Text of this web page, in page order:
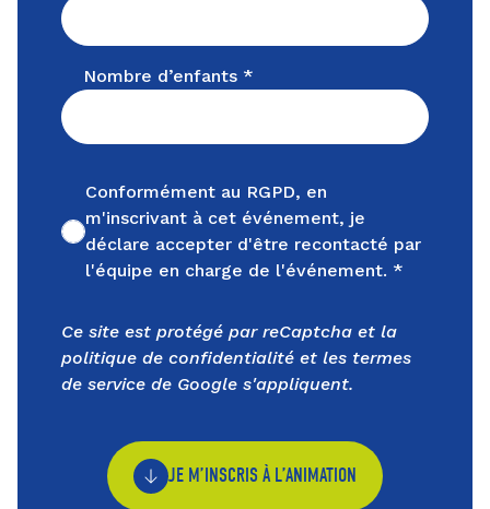
Nombre d’enfants *
Non cochée
Conformément au RGPD, en
m'inscrivant à cet événement, je
déclare accepter d'être recontacté par
l'équipe en charge de l'événement. *
Ce site est protégé par reCaptcha et la
politique de confidentialité et les termes
de service de Google s'appliquent.
JE M’INSCRIS À L’ANIMATION